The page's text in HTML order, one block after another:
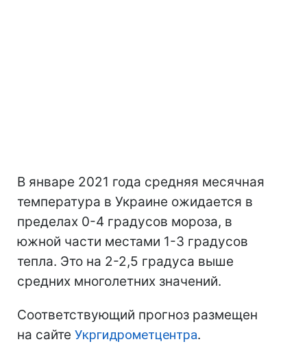
В январе 2021 года средняя месячная
температура в Украине ожидается в
пределах 0-4 градусов мороза, в
южной части местами 1-3 градусов
тепла. Это на 2-2,5 градуса выше
средних многолетних значений.
Соответствующий прогноз размещен
на сайте Укргидрометцентра.